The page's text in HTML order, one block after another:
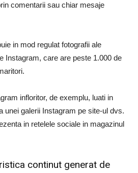
comentarii sau chiar mesaje
in mod regulat fotografii ale
Instagram, care are peste 1.000 de
infloritor, de exemplu, luati in
unei galerii Instagram pe site-ul dvs.
in retelele sociale in magazinul
continut generat de